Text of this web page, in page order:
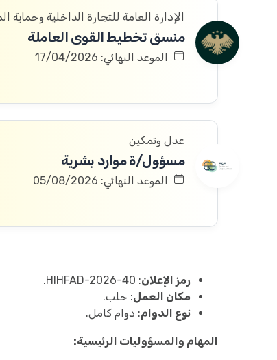
الإدارة العامة للتجارة الداخلية وحماية
منسق تخطيط القوى العاملة
الموعد النهائي: 17/04/2026
عدل وتمكين
مسؤول/ة موارد بشرية
الموعد النهائي: 05/08/2026
رمز الإعلان: HIHFAD-2026-40.
مكان العمل: حلب.
نوع الدوام: دوام كامل.
المهام والمسؤوليات الرئيسية: